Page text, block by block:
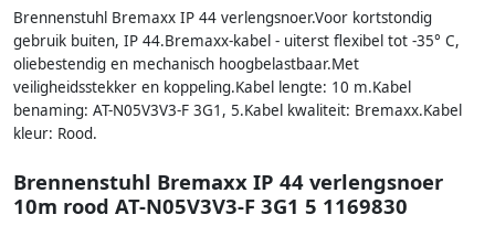
Brennenstuhl Bremaxx IP 44 verlengsnoer.Voor kortstondig
gebruik buiten, IP 44.Bremaxx-kabel - uiterst flexibel tot -35° C,
oliebestendig en mechanisch hoogbelastbaar.Met
veiligheidsstekker en koppeling.Kabel lengte: 10 m.Kabel
benaming: AT-N05V3V3-F 3G1, 5.Kabel kwaliteit: Bremaxx.Kabel
kleur: Rood.
Brennenstuhl Bremaxx IP 44 verlengsnoer
10m rood AT-N05V3V3-F 3G1 5 1169830